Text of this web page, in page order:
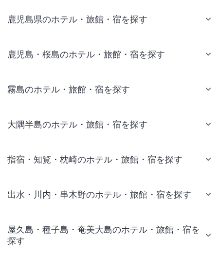
鹿児島県のホテル・旅館・宿を探す
鹿児島・桜島のホテル・旅館・宿を探す
霧島のホテル・旅館・宿を探す
大隅半島のホテル・旅館・宿を探す
指宿・知覧・枕崎のホテル・旅館・宿を探す
出水・川内・串木野のホテル・旅館・宿を探す
屋久島・種子島・奄美大島のホテル・旅館・宿を
探す